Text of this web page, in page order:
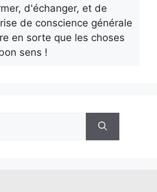
d'échanger, et de
de conscience générale
en sorte que les choses
sens !